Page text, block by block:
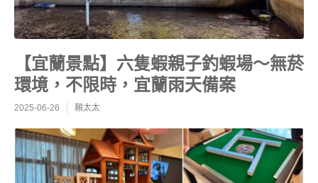
【宜蘭景點】六隻蝦親子釣蝦場～無菸
環境，不限時，宜蘭雨天備案
2025-06-26 賴太太